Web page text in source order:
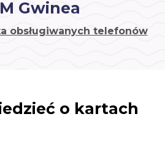
Gwinea
obsługiwanych telefonów
o kartach